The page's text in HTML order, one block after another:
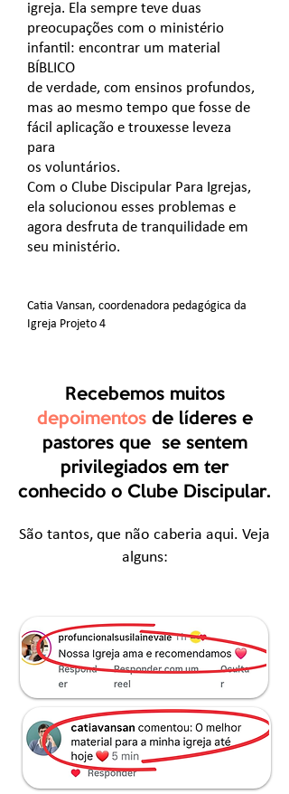
igreja. Ela sempre teve duas
preocupações com o ministério
infantil: encontrar um material
BÍBLICO
de verdade, com ensinos profundos,
mas ao mesmo tempo que fosse de
fácil aplicação e trouxesse leveza
para
os voluntários.
Com o Clube Discipular Para Igrejas,
ela solucionou esses problemas e
agora desfruta de tranquilidade em
seu ministério.
Catia Vansan, coordenadora pedagógica da
Igreja Projeto 4
Recebemos muitos
depoimentosde líderes e
pastores que se sentem
privilegiados em ter
conhecido o Clube Discipular.
São tantos, que não caberia aqui. Veja
alguns: